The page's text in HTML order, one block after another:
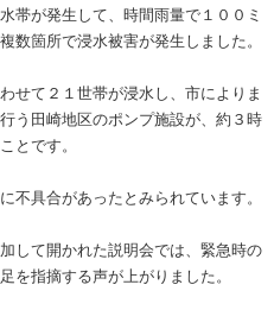
帯が発生して、時間雨量で１００ミ
数箇所で浸水被害が発生しました。
せて２１世帯が浸水し、市によりま
う田崎地区のポンプ施設が、約３時
とです。
不具合があったとみられています。
して開かれた説明会では、緊急時の
を指摘する声が上がりました。